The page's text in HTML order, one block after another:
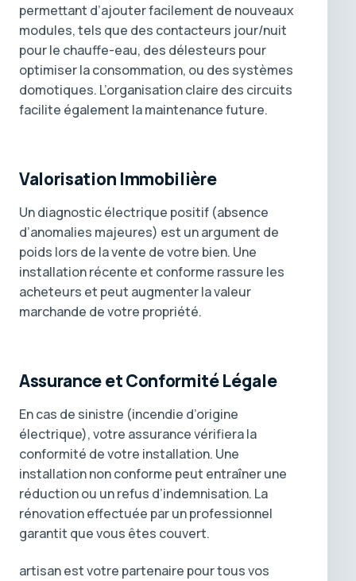
permettant d’ajouter facilement de nouveaux
modules, tels que des contacteurs jour/nuit
pour le chauffe-eau, des délesteurs pour
optimiser la consommation, ou des systèmes
domotiques. L’organisation claire des circuits
facilite également la maintenance future.
Valorisation Immobilière
Un diagnostic électrique positif (absence
d’anomalies majeures) est un argument de
poids lors de la vente de votre bien. Une
installation récente et conforme rassure les
acheteurs et peut augmenter la valeur
marchande de votre propriété.
Assurance et Conformité Légale
En cas de sinistre (incendie d’origine
électrique), votre assurance vérifiera la
conformité de votre installation. Une
installation non conforme peut entraîner une
réduction ou un refus d’indemnisation. La
rénovation effectuée par un professionnel
garantit que vous êtes couvert.
artisan est votre partenaire pour tous vos